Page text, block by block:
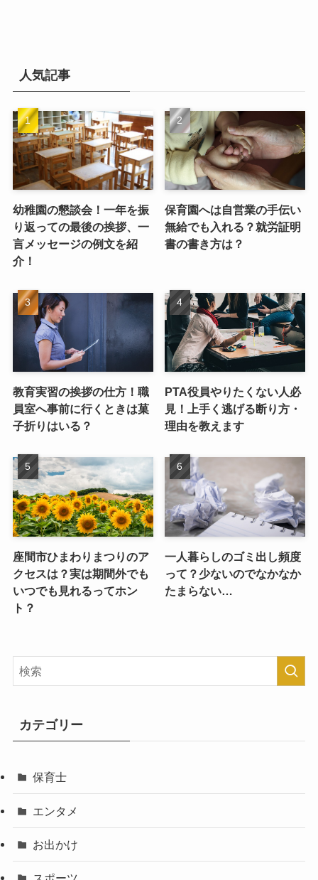
人気記事
幼稚園の懇談会！一年を振
り返っての最後の挨拶、一
言メッセージの例文を紹
介！
保育園へは自営業の手伝い
無給でも入れる？就労証明
書の書き方は？
教育実習の挨拶の仕方！職
員室へ事前に行くときは菓
子折りはいる？
PTA役員やりたくない人必
見！上手く逃げる断り方・
理由を教えます
座間市ひまわりまつりのア
クセスは？実は期間外でも
いつでも見れるってホン
ト？
一人暮らしのゴミ出し頻度
って？少ないのでなかなか
たまらない…
カテゴリー
保育士
エンタメ
お出かけ